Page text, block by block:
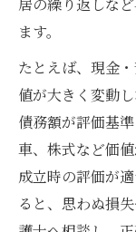
居の繰り返しな
ます。
たとえば、現金
値が大きく変動
債務額が評価基
車、株式など価
成立時の評価が
ると、思わぬ損